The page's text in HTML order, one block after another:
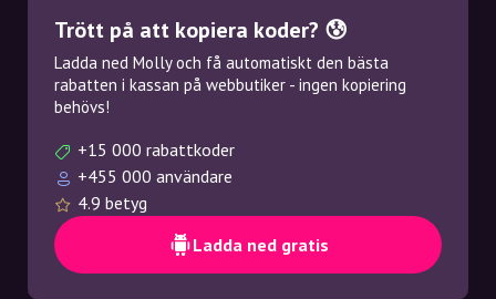
Trött på att kopiera koder? 😰
Ladda ned Molly och få automatiskt den bästa
rabatten i kassan på webbutiker - ingen kopiering
behövs!
+15 000 rabattkoder
+455 000 användare
4.9 betyg
Ladda ned gratis